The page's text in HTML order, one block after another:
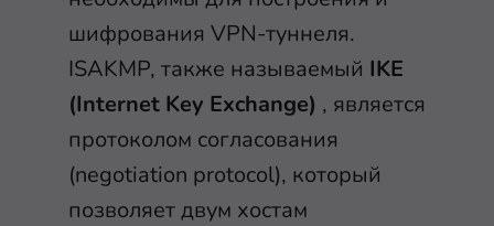
шифрования VPN-туннеля.
ISAKMP, также называемый IKE
(Internet Key Exchange) , является
протоколом согласования
(negotiation protocol), который
позволяет двум хостам